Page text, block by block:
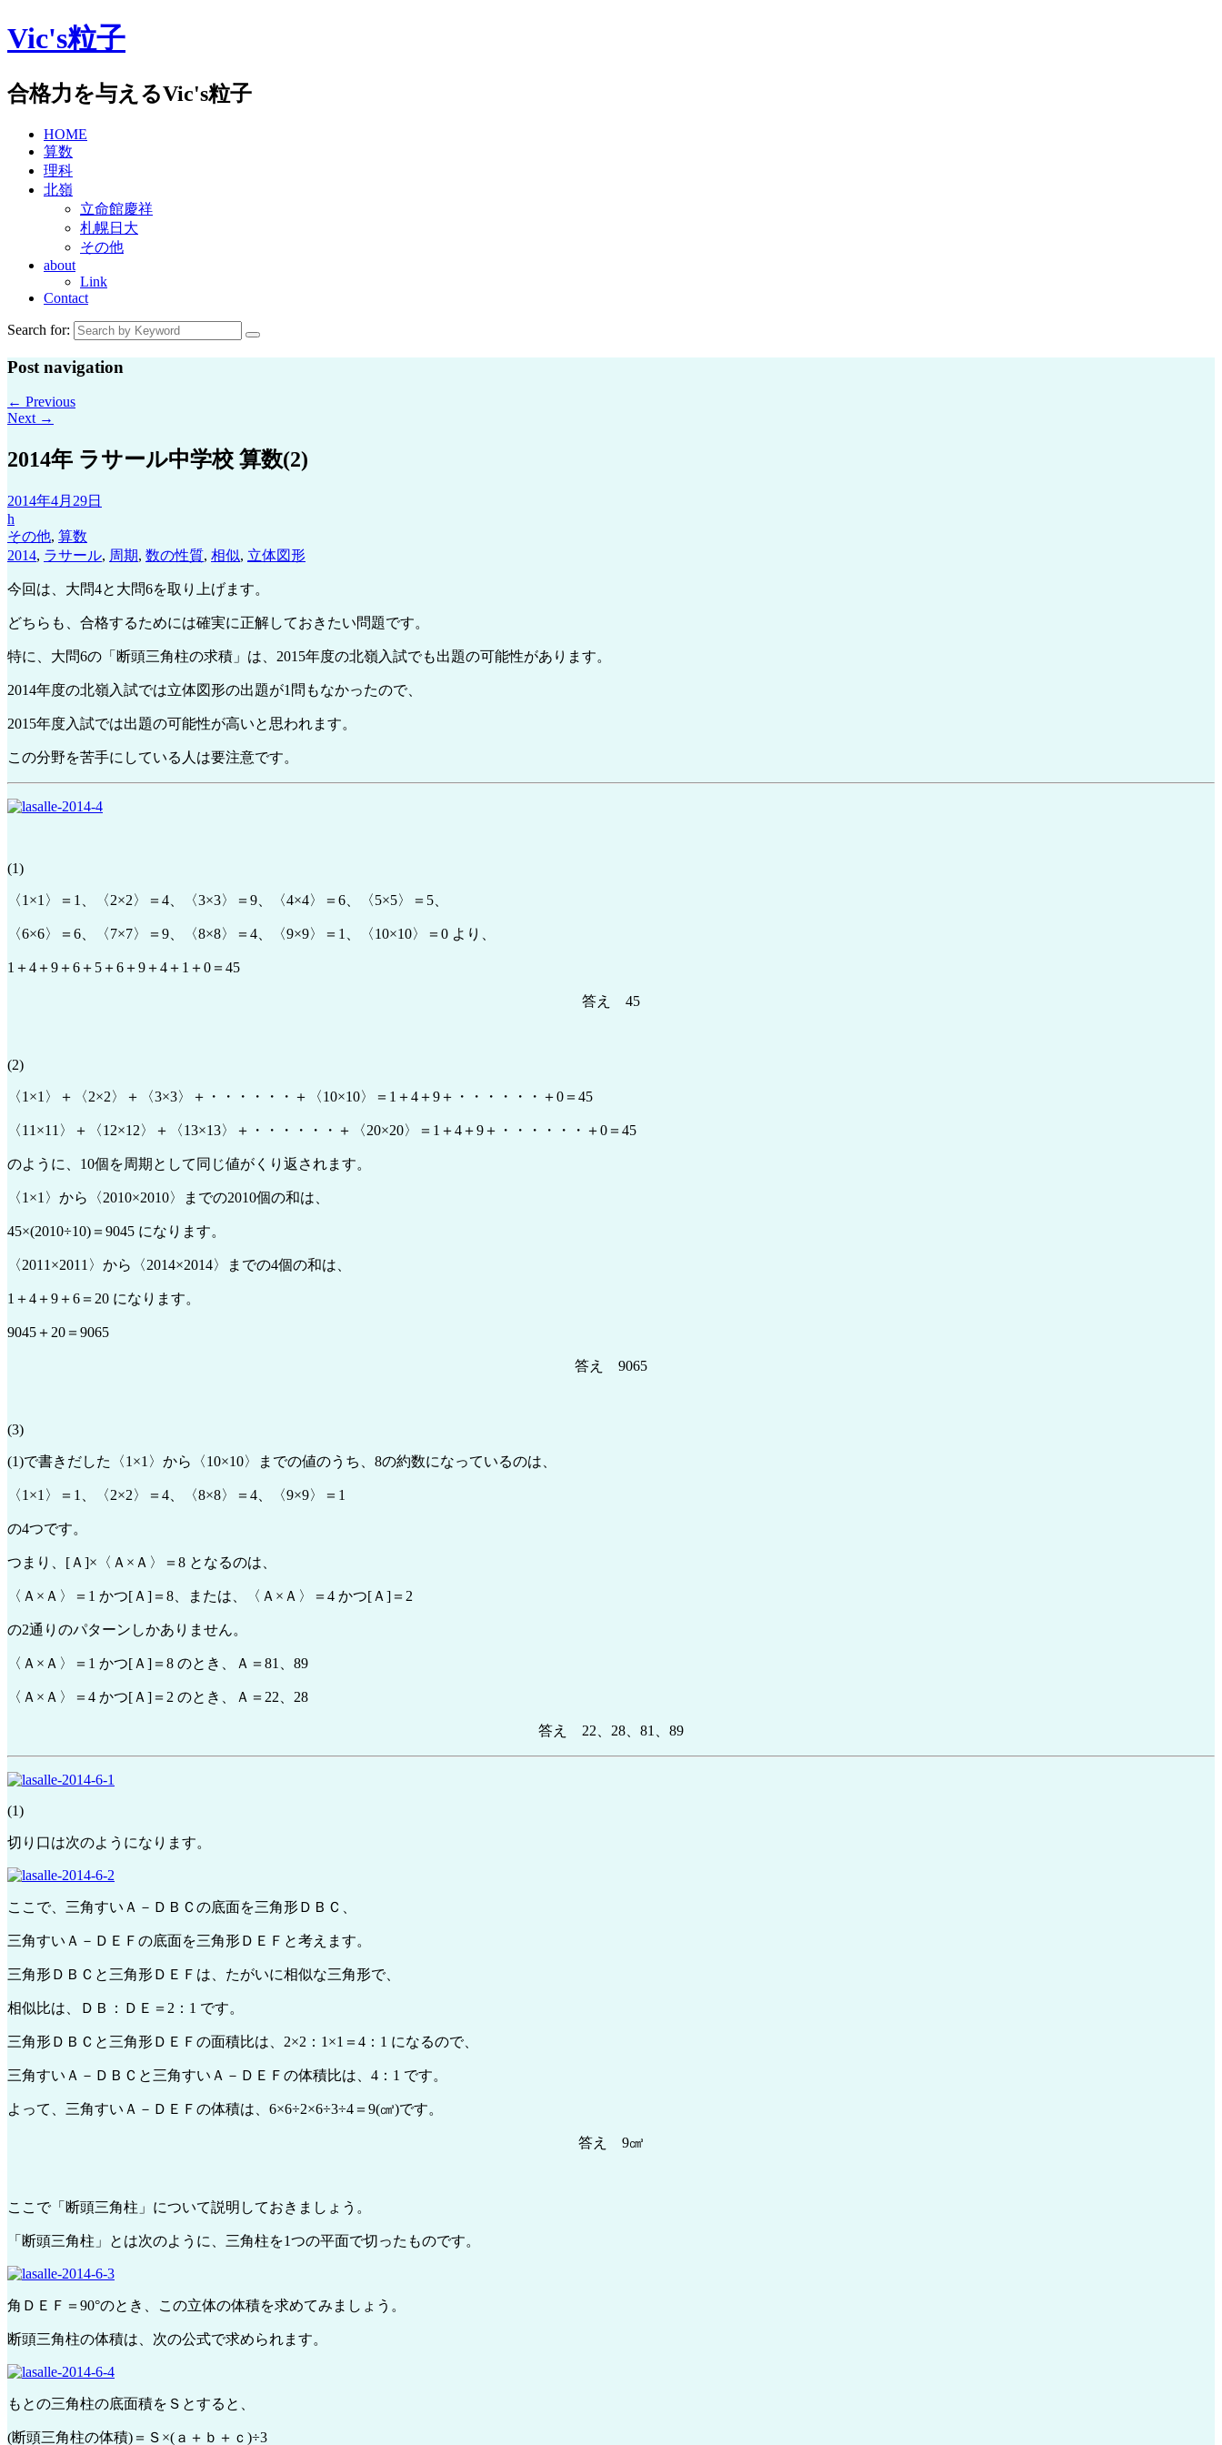
Skip
to
Vic's粒子
合格力を与えるVic's粒子
HOME
算数
理科
北嶺
立命館慶祥
札幌日大
その他
about
Link
Contact
Search for:
Post navigation
← Previous
Next →
2014年 ラサール中学校 算数(2)
2014年4月29日
h
その他, 算数
2014, ラサール, 周期, 数の性質, 相似, 立体図形
今回は、大問4と大問6を取り上げます。
どちらも、合格するためには確実に正解しておきたい問題です。
特に、大問6の「断頭三角柱の求積」は、2015年度の北嶺入試でも出題の可能性があります。
2014年度の北嶺入試では立体図形の出題が1問もなかったので、
2015年度入試では出題の可能性が高いと思われます。
この分野を苦手にしている人は要注意です。
(1)
〈1×1〉＝1、〈2×2〉＝4、〈3×3〉＝9、〈4×4〉＝6、〈5×5〉＝5、
〈6×6〉＝6、〈7×7〉＝9、〈8×8〉＝4、〈9×9〉＝1、〈10×10〉＝0 より、
1＋4＋9＋6＋5＋6＋9＋4＋1＋0＝45
答え 45
(2)
〈1×1〉＋〈2×2〉＋〈3×3〉＋・・・・・・＋〈10×10〉＝1＋4＋9＋・・・・・・＋0＝45
〈11×11〉＋〈12×12〉＋〈13×13〉＋・・・・・・＋〈20×20〉＝1＋4＋9＋・・・・・・＋0＝45
のように、10個を周期として同じ値がくり返されます。
〈1×1〉から〈2010×2010〉までの2010個の和は、
45×(2010÷10)＝9045 になります。
〈2011×2011〉から〈2014×2014〉までの4個の和は、
1＋4＋9＋6＝20 になります。
9045＋20＝9065
答え 9065
(3)
(1)で書きだした〈1×1〉から〈10×10〉までの値のうち、8の約数になっているのは、
〈1×1〉＝1、〈2×2〉＝4、〈8×8〉＝4、〈9×9〉＝1
の4つです。
つまり、[Ａ]×〈Ａ×Ａ〉＝8 となるのは、
〈Ａ×Ａ〉＝1 かつ[Ａ]＝8、または、〈Ａ×Ａ〉＝4 かつ[Ａ]＝2
の2通りのパターンしかありません。
〈Ａ×Ａ〉＝1 かつ[Ａ]＝8 のとき、Ａ＝81、89
〈Ａ×Ａ〉＝4 かつ[Ａ]＝2 のとき、Ａ＝22、28
答え 22、28、81、89
(1)
切り口は次のようになります。
ここで、三角すいＡ－ＤＢＣの底面を三角形ＤＢＣ、
三角すいＡ－ＤＥＦの底面を三角形ＤＥＦと考えます。
三角形ＤＢＣと三角形ＤＥＦは、たがいに相似な三角形で、
相似比は、ＤＢ：ＤＥ＝2：1 です。
三角形ＤＢＣと三角形ＤＥＦの面積比は、2×2：1×1＝4：1 になるので、
三角すいＡ－ＤＢＣと三角すいＡ－ＤＥＦの体積比は、4：1 です。
よって、三角すいＡ－ＤＥＦの体積は、6×6÷2×6÷3÷4＝9(㎤)です。
答え 9㎤
ここで「断頭三角柱」について説明しておきましょう。
「断頭三角柱」とは次のように、三角柱を1つの平面で切ったものです。
角ＤＥＦ＝90°のとき、この立体の体積を求めてみましょう。
断頭三角柱の体積は、次の公式で求められます。
もとの三角柱の底面積をＳとすると、
(断頭三角柱の体積)＝Ｓ×(ａ＋ｂ＋ｃ)÷3